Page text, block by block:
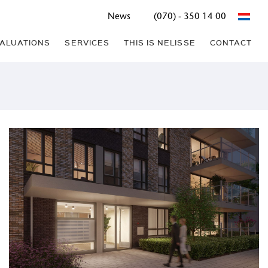
News (070) - 350 14 00
SERVICES THIS IS NELISSE CONTACT